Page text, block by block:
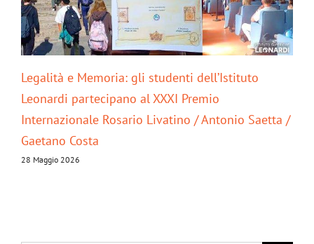
Legalità e Memoria: gli studenti dell’Istituto
Leonardi partecipano al XXXI Premio
Internazionale Rosario Livatino / Antonio Saetta /
Gaetano Costa
28 Maggio 2026